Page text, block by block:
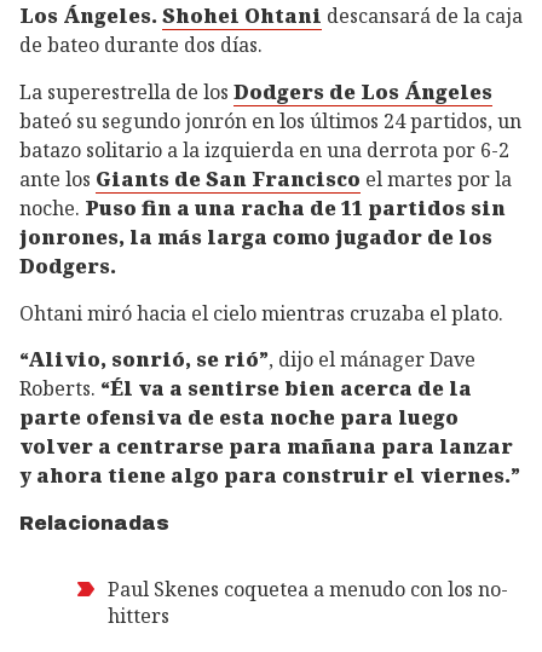
Los Ángeles. Shohei Ohtani descansará de la caja
de bateo durante dos días.
La superestrella de los Dodgers de Los Ángeles
bateó su segundo jonrón en los últimos 24 partidos, un
batazo solitario a la izquierda en una derrota por 6-2
ante los Giants de San Francisco el martes por la
noche. Puso fin a una racha de 11 partidos sin
jonrones, la más larga como jugador de los
Dodgers.
Ohtani miró hacia el cielo mientras cruzaba el plato.
“Alivio, sonrió, se rió”, dijo el mánager Dave
Roberts. “Él va a sentirse bien acerca de la
parte ofensiva de esta noche para luego
volver a centrarse para mañana para lanzar
y ahora tiene algo para construir el viernes.”
Relacionadas
Paul Skenes coquetea a menudo con los no-
hitters